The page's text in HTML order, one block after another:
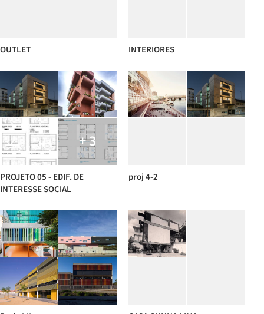
OUTLET INTERIORES
+ 3
PROJETO 05 - EDIF. DE
INTERESSE SOCIAL
proj 4-2